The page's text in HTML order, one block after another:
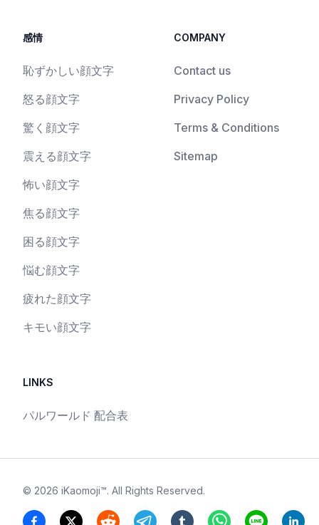
感情
恥ずかしい顔文字
怒る顔文字
驚く顔文字
震える顔文字
怖い顔文字
焦る顔文字
困る顔文字
悩む顔文字
疲れた顔文字
キモい顔文字
COMPANY
Contact us
Privacy Policy
Terms & Conditions
Sitemap
LINKS
パルワールド 配合表
© 2026 iKaomoji™. All Rights Reserved.